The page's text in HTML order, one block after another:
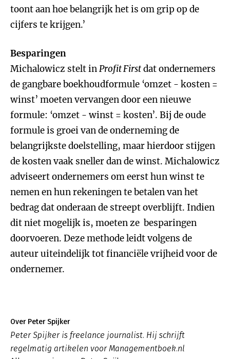
toont aan hoe belangrijk het is om grip op de
cijfers te krijgen.’
Besparingen
Michalowicz stelt inProfit Firstdat ondernemers
de gangbare boekhoudformule ‘omzet - kosten =
winst’ moeten vervangen door een nieuwe
formule: ‘omzet - winst = kosten’. Bij de oude
formule is groei van de onderneming de
belangrijkste doelstelling, maar hierdoor stijgen
de kosten vaak sneller dan de winst. Michalowicz
adviseert ondernemers om eerst hun winst te
nemen en hun rekeningen te betalen van het
bedrag dat onderaan de streept overblijft. Indien
dit niet mogelijk is, moeten ze besparingen
doorvoeren. Deze methode leidt volgens de
auteur uiteindelijk tot financiële vrijheid voor de
ondernemer.
Over Peter Spijker
Peter Spijker is freelance journalist. Hij schrijft
regelmatig artikelen voor Managementboek.nl